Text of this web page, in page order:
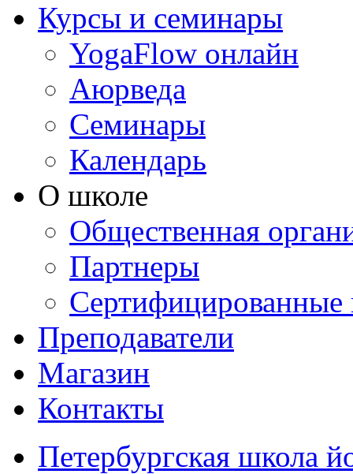
Курсы и семинары
YogaFlow онлайн
Аюрведа
Семинары
Календарь
О школе
Общественная
Партнеры
Сертифицированные
Преподаватели
Магазин
Контакты
Петербургская школа